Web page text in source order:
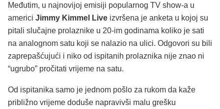
Međutim, u najnovijoj emisiji popularnog TV show-a u
americi Jimmy Kimmel Live izvršena je anketa u kojoj su
pitali slučajne prolaznike u 20-im godinama koliko je sati
na analognom satu koji se nalazio na ulici. Odgovori su bili
zaprepašćujući i niko od ispitanih prolaznika nije znao ni
“ugrubo” pročitati vrijeme na satu.
Od ispitanika samo je jednom pošlo za rukom da kaže
približno vrijeme doduše napravivši malu grešku